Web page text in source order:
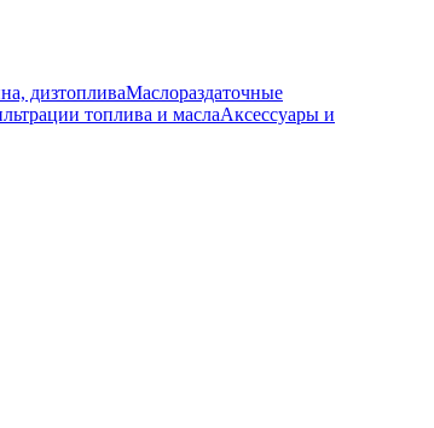
дизтопливаМаслораздаточные
топлива и маслаАксессуары и